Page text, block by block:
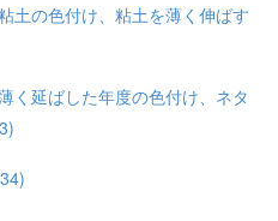
土の色付け、粘土を薄く伸ばす
く延ばした年度の色付け、ネタ